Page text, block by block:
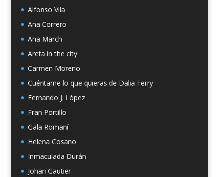
Alfonso Vila
Ana Correro
Ana March
Areta in the city
Carmen Moreno
Cuéntame lo que quieras de Dalia Ferry
Fernando J. López
Fran Portillo
Gala Romaní
Helena Cosano
Inmaculada Durán
Johari Gautier